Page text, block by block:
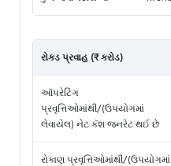
રોકડ પ્રવાહ (₹ કરોડ)
ઑપરેટિંગ
પ્રવૃત્તિઓમાંથી/(ઉપયોગમાં
લેવાયેલ) નેટ કૅશ જનરેટ થઈ છે
રોકાણ પ્રવૃત્તિઓમાંથી/(ઉપયોગમાં